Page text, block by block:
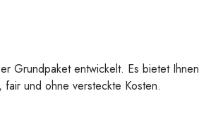
Grundpaket entwickelt. Es bietet Ihnen
und ohne versteckte Kosten.